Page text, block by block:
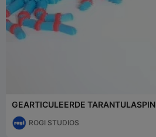
GEARTICULEERDE TARANTULASPIN
ROGI STUDIOS